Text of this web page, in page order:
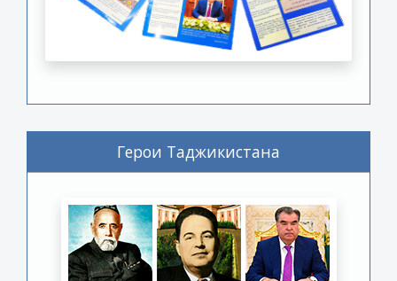
Герои Таджикистана